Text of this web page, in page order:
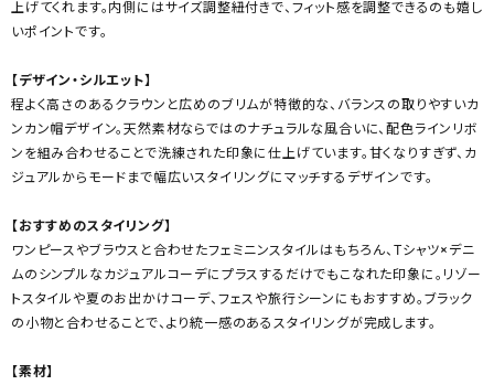
上げてくれます。内側にはサイズ調整紐付きで、フィット感を調整できるのも嬉し
いポイントです。
【デザイン・シルエット】
程よく高さのあるクラウンと広めのブリムが特徴的な、バランスの取りやすいカ
ンカン帽デザイン。天然素材ならではのナチュラルな風合いに、配色ラインリボ
ンを組み合わせることで洗練された印象に仕上げています。甘くなりすぎず、カ
ジュアルからモードまで幅広いスタイリングにマッチするデザインです。
【おすすめのスタイリング】
ワンピースやブラウスと合わせたフェミニンスタイルはもちろん、Tシャツ×デニ
ムのシンプルなカジュアルコーデにプラスするだけでもこなれた印象に。リゾー
トスタイルや夏のお出かけコーデ、フェスや旅行シーンにもおすすめ。ブラック
の小物と合わせることで、より統一感のあるスタイリングが完成します。
【素材】